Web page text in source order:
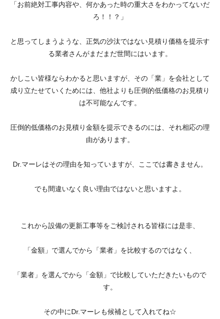
「お前絶対工事内容や、何かあった時の重大さをわかってないだ
ろ！！？」
と思ってしまうような、正気の沙汰ではない見積り価格を提示す
る業者さんがまだまだ世間にはいます。
かしこい皆様ならわかると思いますが、その「業」を会社として
成り立たせていくためには、他社よりも圧倒的低価格のお見積り
は不可能なんです。
圧倒的低価格のお見積り金額を提示できるのには、それ相応の理
由があります。
Dr.マーレはその理由を知っていますが、ここでは書きません。
でも間違いなく良い理由ではないと思いますよ。
これから設備の更新工事等をご検討される皆様には是非、
「金額」で選んでから「業者」を比較するのではなく、
「業者」を選んでから「金額」で比較していただきたいもので
す。
その中にDr.マーレも候補として入れてね☆